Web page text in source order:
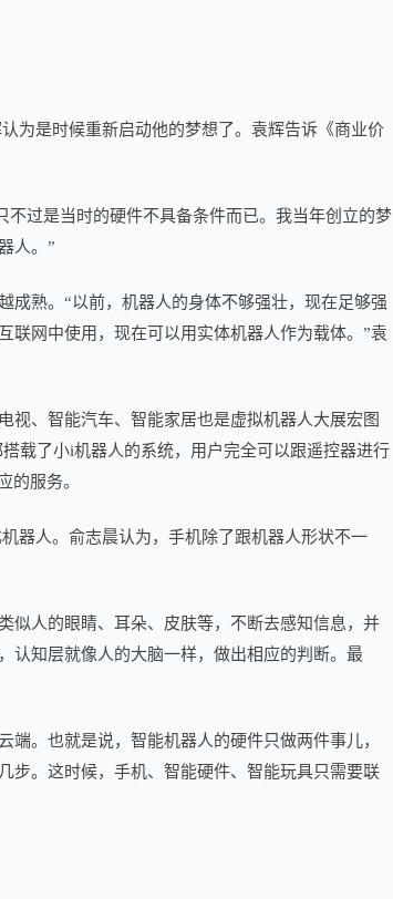
为是时候重新启动他的梦想了。袁辉告诉《商业价
过是当时的硬件不具备条件而已。我当年创立的梦
人。”
成熟。“以前，机器人的身体不够强壮，现在足够强
联网中使用，现在可以用实体机器人作为载体。”袁
视、智能汽车、智能家居也是虚拟机器人大展宏图
载了小i机器人的系统，用户完全可以跟遥控器进行
的服务。
器人。俞志晨认为，手机除了跟机器人形状不一
似人的眼睛、耳朵、皮肤等，不断去感知信息，并
认知层就像人的大脑一样，做出相应的判断。最
。也就是说，智能机器人的硬件只做两件事儿，
步。这时候，手机、智能硬件、智能玩具只需要联